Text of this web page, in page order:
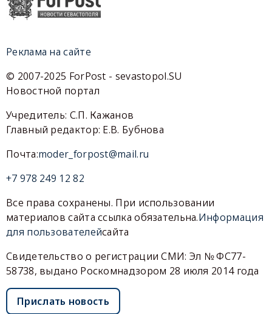
Реклама на сайте
© 2007-2025 ForPost - sevastopol.SU
Новостной портал
Учредитель: С.П. Кажанов
Главный редактор: Е.В. Бубнова
Почта:moder_forpost@mail.ru
+7 978 249 12 82
Все права сохранены. При использовании
материалов сайта ссылка обязательна.Информация
для пользователейсайта
Свидетельство о регистрации СМИ: Эл № ФС77-
58738, выдано Роскомнадзором 28 июля 2014 года
Прислать новость